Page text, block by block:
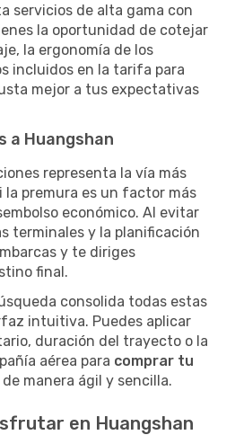
servicios de alta gama con
la oportunidad de cotejar
la ergonomía de los
incluidos en la tarifa para
mejor a tus expectativas
a Huangshan
representa la vía más
la premura es un factor más
económico. Al evitar
terminales y la planificación
y te diriges
final.
consolida todas estas
intuitiva. Puedes aplicar
duración del trayecto o la
aérea para comprar tu
de manera ágil y sencilla.
en Huangshan